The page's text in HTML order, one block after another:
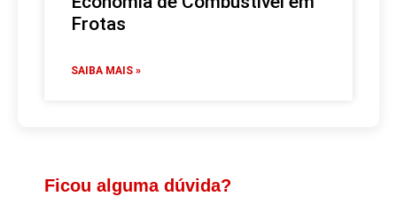
Frotas
SAIBA MAIS »
Ficou alguma dúvida?